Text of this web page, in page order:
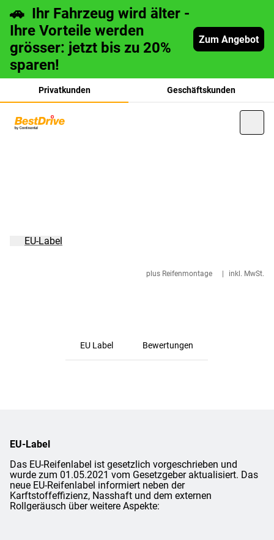
🚗 Ihr Fahrzeug wird älter -
Ihre Vorteile werden
grösser: jetzt bis zu 20%
sparen!
Zum Angebot
Privatkunden Geschäftskunden
plus Reifenmontage inkl. MwSt.
EU-Label
EU Label Bewertungen
EU-Label
Das EU-Reifenlabel ist gesetzlich vorgeschrieben und
wurde zum 01.05.2021 vom Gesetzgeber aktualisiert. Das
neue EU-Reifenlabel informiert neben der
Karftstoffeffizienz, Nasshaft und dem externen
Rollgeräusch über weitere Aspekte: